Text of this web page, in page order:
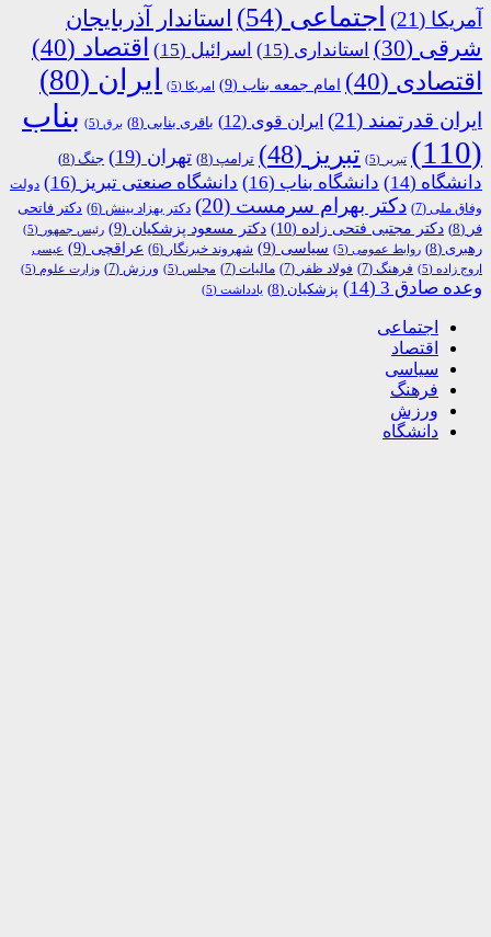
آمریکا (21) اجتماعی (54)
استاندار آذربایجان
شرقی (30) استانداری (15) اسرائیل (15) اقتصاد (40)
اقتصادی (40) امام جمعه بناب (9) امریکا (5) ایران (80)
ایران قدرتمند (21) ایران قوی (12) باقری بنابی (8) برق (5)
بناب
(110)
تبریر (5) تبریز (48) ترامپ (8) تهران (19) جنگ (8)
دانشگاه (14) دانشگاه بناب (16) دانشگاه صنعتی تبریز (16)
دولت
وفاق ملی (7) دکتر بهرام سرمست (20) دکتر بهزاد بینش (6)
دکتر فاتحی
فر (8) دکتر مجتبی فتحی زاده (10) دکتر مسعود پزشکیان (9) رئیس جمهور (5)
رهبری (8) روابط عمومی (5) سیاسی (9) شهروند خبرنگار (6) عراقچی (9)
عیسی
اروج زاده (5) فرهنگ (7) فولاد ظفر (7) مالیات (7) مجلس (5) ورزش (7) وزارت علوم (5)
وعده صادق 3 (14) پزشکیان (8) یادداشت (5)
اجتماعی
اقتصاد
سیاسی
فرهنگ
ورزش
دانشگاه